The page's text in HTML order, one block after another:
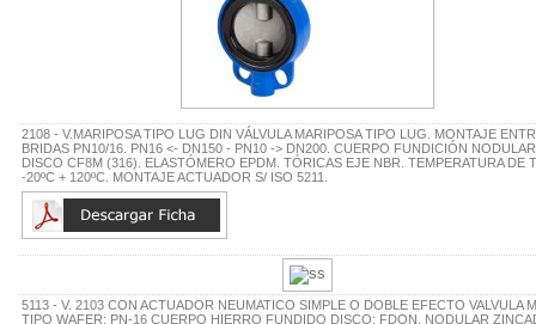
2108 - V.MARIPOSA TIPO LUG DIN VÁLVULA MARIPOSA TIPO LUG. MONTAJE
BRIDAS PN10/16. PN16 <- DN150 - PN10 -> DN200. CUERPO FUNDICIÓN
DISCO CF8M (316). ELASTÓMERO EPDM. TÓRICAS EJE NBR. TEMPERATURA DE
-20ºC + 120ºC. MONTAJE ACTUADOR S/ ISO 5211.
5113 - V. 2103 CON ACTUADOR NEUMATICO SIMPLE O DOBLE EFECTO VALVULA
TIPO WAFER: PN-16 CUERPO HIERRO FUNDIDO DISCO: FDON. NODULAR